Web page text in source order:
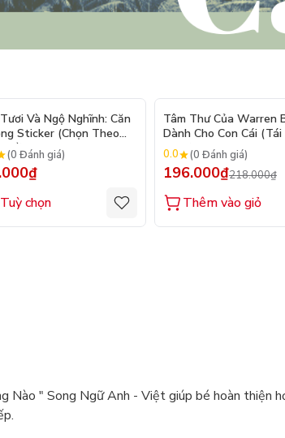
Và Ngộ Nghĩnh: Căn
Sticker (Chọn Theo
Đề) - Hơn 250 Sticker
(0 Đánh giá)
Tuỳ chọn
Tâm Thư Của Warren
Dành Cho Con Cái (Tái
2026)
0.0 (0 Đánh giá)
196.000₫218.000₫
Thêm vào giỏ
Nào " Song Ngữ Anh - Việt giúp bé hoàn thiện